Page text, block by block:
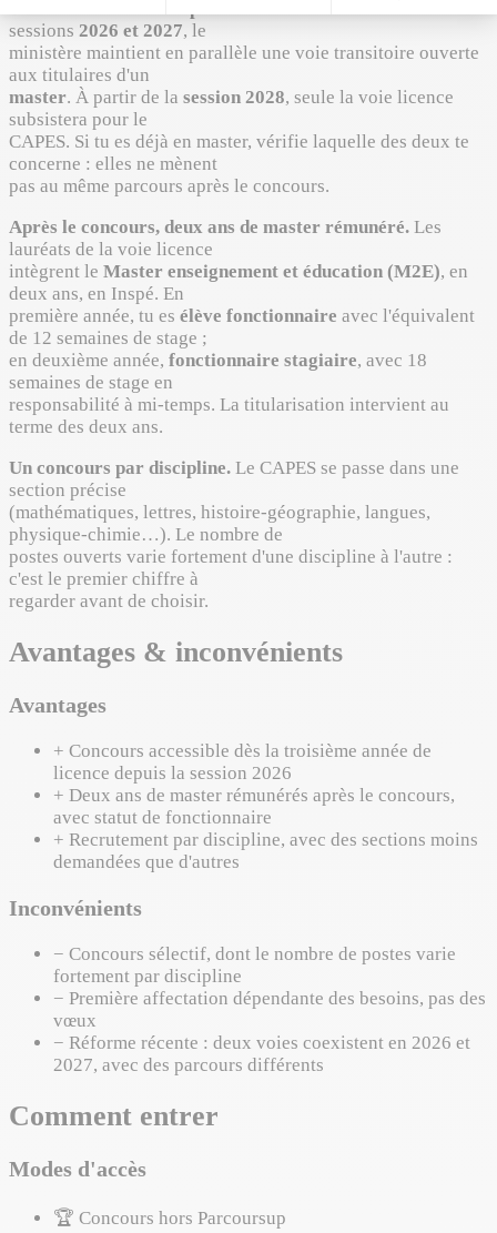
sessions 2026 et 2027, le
ministère maintient en parallèle une voie transitoire ouverte
aux titulaires d'un
master. À partir de la session 2028, seule la voie licence
subsistera pour le
CAPES. Si tu es déjà en master, vérifie laquelle des deux te
concerne : elles ne mènent
pas au même parcours après le concours.
Après le concours, deux ans de master rémunéré. Les
lauréats de la voie licence
intègrent le Master enseignement et éducation (M2E), en
deux ans, en Inspé. En
première année, tu es élève fonctionnaire avec l'équivalent
de 12 semaines de stage ;
en deuxième année, fonctionnaire stagiaire, avec 18
semaines de stage en
responsabilité à mi-temps. La titularisation intervient au
terme des deux ans.
Un concours par discipline. Le CAPES se passe dans une
section précise
(mathématiques, lettres, histoire-géographie, langues,
physique-chimie…). Le nombre de
postes ouverts varie fortement d'une discipline à l'autre :
c'est le premier chiffre à
regarder avant de choisir.
Avantages & inconvénients
Avantages
+ Concours accessible dès la troisième année de
licence depuis la session 2026
+ Deux ans de master rémunérés après le concours,
avec statut de fonctionnaire
+ Recrutement par discipline, avec des sections moins
demandées que d'autres
Inconvénients
− Concours sélectif, dont le nombre de postes varie
fortement par discipline
− Première affectation dépendante des besoins, pas des
vœux
− Réforme récente : deux voies coexistent en 2026 et
2027, avec des parcours différents
Comment entrer
Modes d'accès
🏆 Concours hors Parcoursup